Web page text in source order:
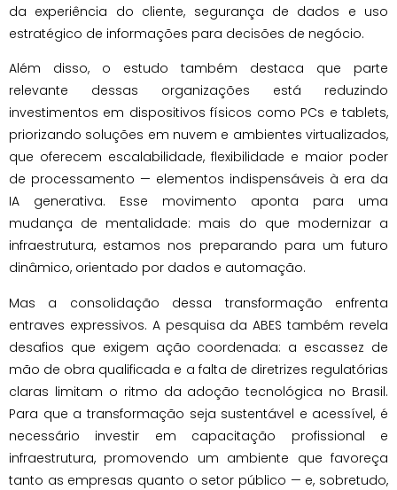
da experiência do cliente, segurança de dados e uso
estratégico de informações para decisões de negócio.
Além disso, o estudo também destaca que parte
relevante dessas organizações está reduzindo
investimentos em dispositivos físicos como PCs e tablets,
priorizando soluções em nuvem e ambientes virtualizados,
que oferecem escalabilidade, flexibilidade e maior poder
de processamento — elementos indispensáveis à era da
IA generativa. Esse movimento aponta para uma
mudança de mentalidade: mais do que modernizar a
infraestrutura, estamos nos preparando para um futuro
dinâmico, orientado por dados e automação.
Mas a consolidação dessa transformação enfrenta
entraves expressivos. A pesquisa da ABES também revela
desafios que exigem ação coordenada: a escassez de
mão de obra qualificada e a falta de diretrizes regulatórias
claras limitam o ritmo da adoção tecnológica no Brasil.
Para que a transformação seja sustentável e acessível, é
necessário investir em capacitação profissional e
infraestrutura, promovendo um ambiente que favoreça
tanto as empresas quanto o setor público — e, sobretudo,